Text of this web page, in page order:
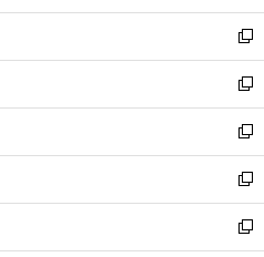
開
く
ウ
で
開
く
ン
ド
ウ
で
開
く
新
し
い
ウ
ィ
ン
ド
ウ
で
開
新
し
い
ウ
ィ
ン
ド
ウ
新
し
い
ウ
ィ
ン
新
し
い
新